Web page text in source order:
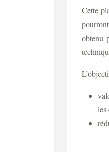
Cette
obtenu
les